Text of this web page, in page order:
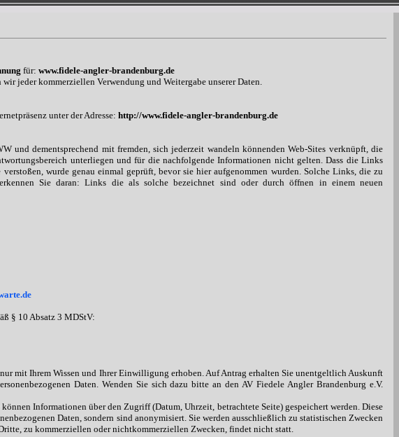
für: www.fidele-angler-brandenburg.de
wir jeder kommerziellen Verwendung und Weitergabe unserer Daten.
unter der Adresse: http://www.fidele-angler-brandenburg.de
und dementsprechend mit fremden, sich jederzeit wandeln könnenden Web-Sites verknüpft, die
unterliegen und für die nachfolgende Informationen nicht gelten. Dass die Links
verstoßen, wurde genau einmal geprüft, bevor sie hier aufgenommen wurden. Solche Links, die zu
Sie daran: Links die als solche bezeichnet sind oder durch öffnen in einem neuen
§ 10 Absatz 3 MDStV:
nur mit Ihrem Wissen und Ihrer Einwilligung erhoben. Auf Antrag erhalten Sie unentgeltlich Auskunft
Daten. Wenden Sie sich dazu bitte an den AV Fiedele Angler Brandenburg e.V.
Informationen über den Zugriff (Datum, Uhrzeit, betrachtete Seite) gespeichert werden. Diese
Daten, sondern sind anonymisiert. Sie werden ausschließlich zu statistischen Zwecken
zu kommerziellen oder nichtkommerziellen Zwecken, findet nicht statt.